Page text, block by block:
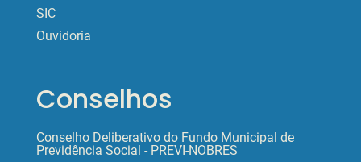
SIC
Ouvidoria
Conselhos
Conselho Deliberativo do Fundo Municipal de
Previdência Social - PREVI-NOBRES